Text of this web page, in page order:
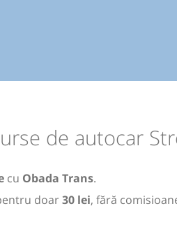
de autocar
cu Obada Trans.
doar30 lei, fără